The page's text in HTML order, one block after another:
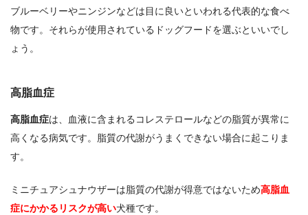
ブルーベリーやニンジンなどは目に良いといわれる代表的な食べ
物です。それらが使用されているドッグフードを選ぶといいでし
ょう。
高脂血症
高脂血症は、血液に含まれるコレステロールなどの脂質が異常に
高くなる病気です。脂質の代謝がうまくできない場合に起こりま
す。
ミニチュアシュナウザーは脂質の代謝が得意ではないため高脂血
症にかかるリスクが高い犬種です。